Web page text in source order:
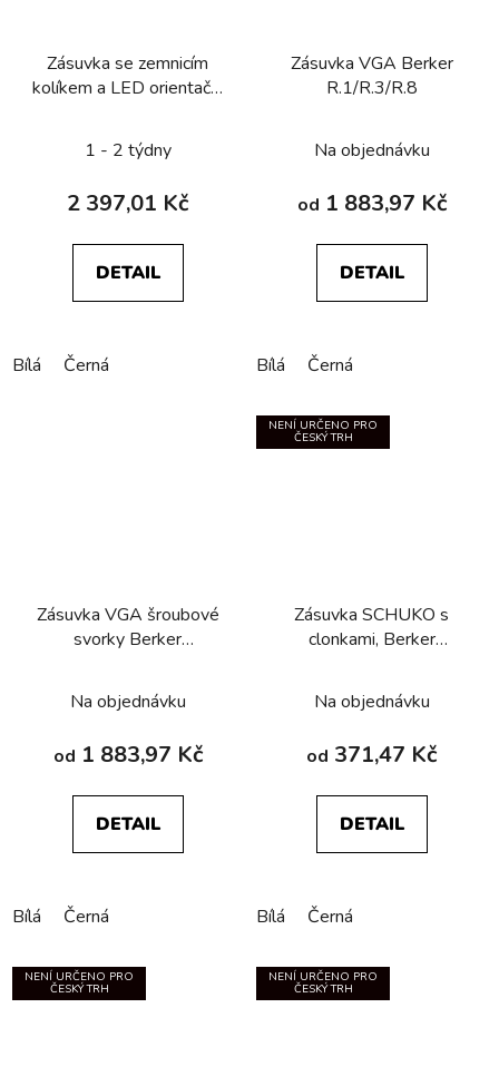
Zásuvka se zemnicím
kolíkem a LED orientační
R.1/R.3/R.8
1 - 2 týdny
2 397,01 Kč
DETAIL
Bílá Černá
Zásuvka VGA Berker
R.1/R.3/R.8
Na objednávku
od 1 883,97 Kč
DETAIL
Bílá Černá
Zásuvka VGA­ šroubové
svorky Berker
Na objednávku
od 1 883,97 Kč
DETAIL
Bílá Černá
NENÍ URČENO PRO
ČESKÝ TRH
Zásuvka SCHUKO s
clonkami, Berker
Na objednávku
od 371,47 Kč
DETAIL
Bílá Černá
NENÍ URČENO PRO
ČESKÝ TRH
NENÍ URČENO PRO
ČESKÝ TRH